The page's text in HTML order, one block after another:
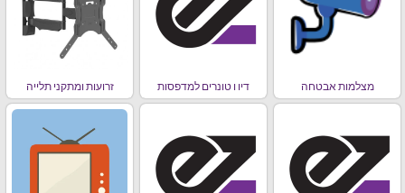
מצלמות אבטחה דיו ו טונרים למדפסות זרועות ומתקני תלייה